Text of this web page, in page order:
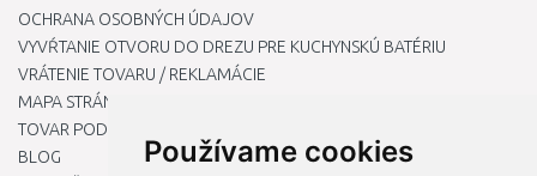
Používame cookies
OCHRANA OSOBNÝCH ÚDAJOV
VYVŔTANIE OTVORU DO DREZU PRE KUCHYNSKÚ BATÉRIU
VRÁTENIE TOVARU / REKLAMÁCIE
MAPA STRÁNOK
TOVAR PODĽA ZNAČIEK
BLOG